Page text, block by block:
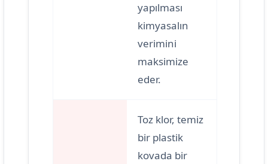
yapılması
kimyasalın
verimini
maksimize
eder.
Toz klor, temiz
bir plastik
kovada bir